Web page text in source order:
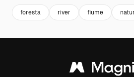
foresta river fiume